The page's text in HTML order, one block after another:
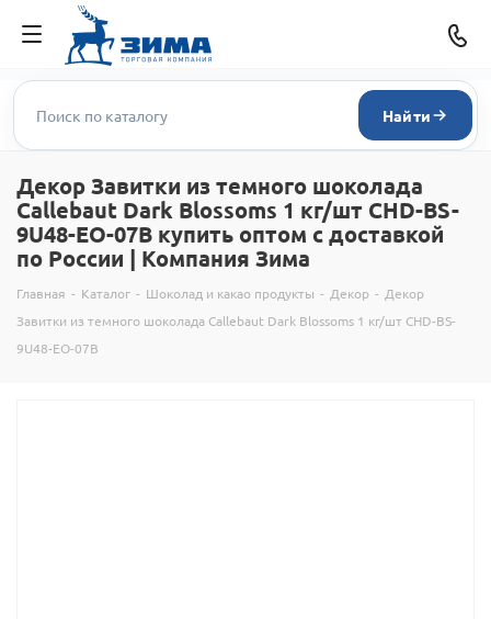
Найти
Декор Завитки из темного шоколада
Callebaut Dark Blossoms 1 кг/шт CHD-BS-
9U48-EO-07B купить оптом с доставкой
по России | Компания Зима
Главная - Каталог - Шоколад и какао продукты - Декор - Декор
Завитки из темного шоколада Callebaut Dark Blossoms 1 кг/шт CHD-BS-
9U48-EO-07B